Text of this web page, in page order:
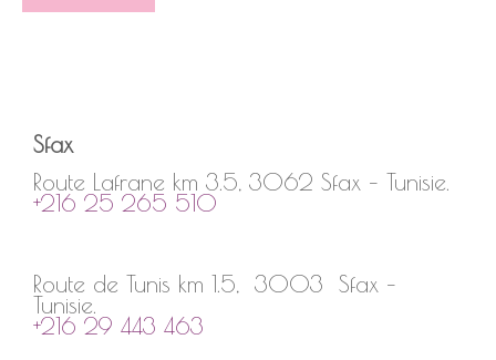
Sfax
Route Lafrane km 3.5, 3062 Sfax – Tunisie.
+216 25 265 510
Route de Tunis km 1.5, 3003 Sfax –
Tunisie.
+216 29 443 463